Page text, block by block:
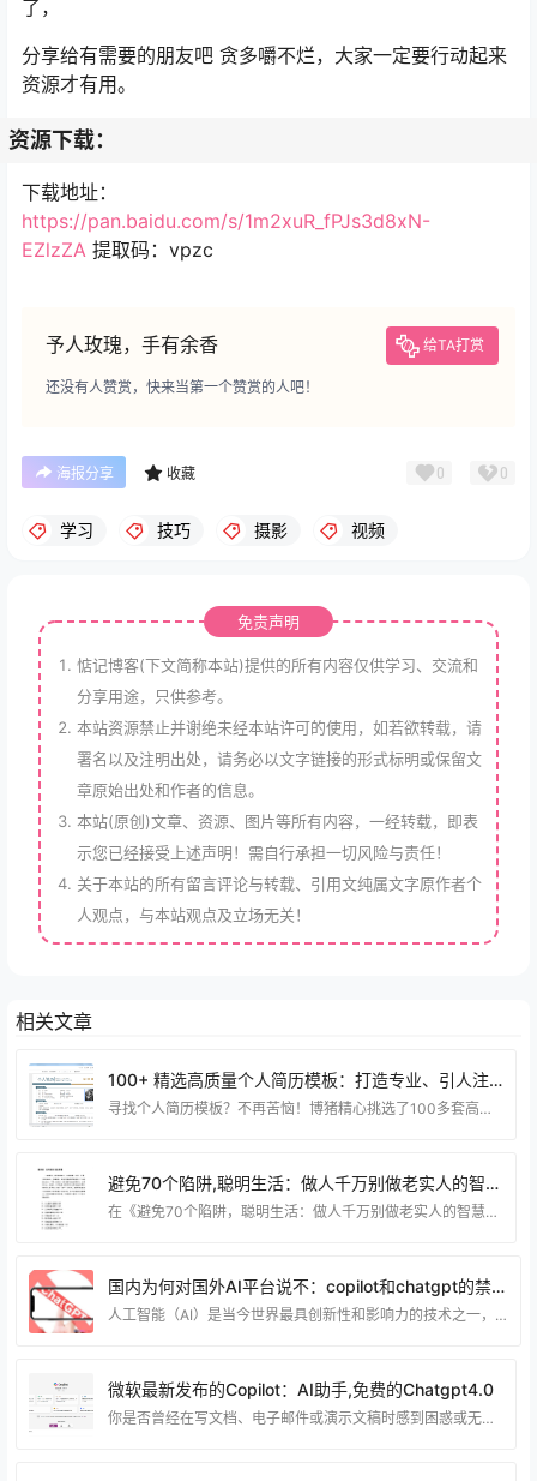
了，
分享给有需要的朋友吧 贪多嚼不烂，大家一定要行动起来
资源才有用。
资源下载：
下载地址：
https://pan.baidu.com/s/1m2xuR_fPJs3d8xN-
EZlzZA 提取码：vpzc
予人玫瑰，手有余香 给TA打赏
还没有人赞赏，快来当第一个赞赏的人吧！
海报分享 收藏 0 0
学习 技巧 摄影 视频
免责声明
惦记博客(下文简称本站)提供的所有内容仅供学习、交流和
分享用途，只供参考。
本站资源禁止并谢绝未经本站许可的使用，如若欲转载，请
署名以及注明出处，请务必以文字链接的形式标明或保留文
章原始出处和作者的信息。
本站(原创)文章、资源、图片等所有内容，一经转载，即表
示您已经接受上述声明！需自行承担一切风险与责任！
关于本站的所有留言评论与转载、引用文纯属文字原作者个
人观点，与本站观点及立场无关！
相关文章
100+ 精选高质量个人简历模板：打造专业、引人注目的简历！
寻找个人简历模板？不再苦恼！博猪精心挑选了100多套高质量的模板，为您提供无限可能。无论您是刚毕业的应届生，还是经验丰富的职场精英，这些模板都能帮助您打造出令人印象深刻的简历。 从传统到现代，从简约到创意，我们的模板涵盖了各种风格和行业。无论您是在寻找传统职业还是潜在的创意领域，我们都有适合您的模板。每个模板都经过精心设计，保证了专业性和视觉吸引力的完美结合。 选择这些模板，您将获得一个个性化的简历，突出您的专业技能和独特魅力，让您在求职市场中脱颖而出。不再局限于传统的简历模式，让您的简历成为HR眼中的亮点，为您的
避免70个陷阱,聪明生活：做人千万别做老实人的智慧之路.Pdf
在《避免70个陷阱，聪明生活：做人千万别做老实人的智慧之路》中，我们将揭示避免陷阱的70个关键要点，为您指引一条聪明生活的道路。这书籍深入剖析，不仅教会您在人生旅途中规避困境，还分享了不做老实人的智慧之道。通过这本书，您将获得实用的智慧，助您在各种情境下做出明智而聪明的选择，为自己创造更加成功和幸福的生活。 资源下载 下载权限查看 ￥ 免费下载 评论并刷新后下载 登录后下载 查看演示 {{attr.name}}： 您当前的等级为 登录后免费下载登录 小黑屋反思中，不准下载！ 评论后刷新页面下载评论 支付￥以后下载
国内为何对国外AI平台说不：copilot和chatgpt的禁用背后的原因
人工智能（AI）是当今世界最具创新性和影响力的技术之一，它正在改变着各个领域和行业的发展。然而，AI技术的发展也带来了一系列的挑战和风险，比如数据安全、隐私保护、伦理道德、社会公平等。为了促进AI技术的健康发展和规范应用，不同国家和地区都制定了相应的政策和法规，以保障AI技术的安全、可信、可控。 国内作为AI技术的重要参与者和推动者，也高度重视AI技术的监管和管理，尤其是对于生成式AI技术，即利用大规模的数据和算力，通过深度学习的方法，生成各种类型的内容，如文本、图像、音频、视频等。生成式AI技术具有强大的创造力和
微软最新发布的Copilot：AI助手,免费的Chatgpt4.0
你是否曾经在写文档、电子邮件或演示文稿时感到困惑或无从下手？你是否想要有一个智能的助手，可以帮助你生成文本、总结信息、提供建议或转换格式？如果是这样，那么微软 Copilot 可能是你一直在寻找的工具。 什么是微软 Copilot？ 微软 Copilot 是一种 AI 驱动的生产力工具，它使用大型语言模型 (LLM)，并将数据与 Microsoft Graph 和 Microsoft 365 应用和服务集成。它与常用 Microsoft 365 应用（如 Word、Excel、PowerPoint、Outlook、